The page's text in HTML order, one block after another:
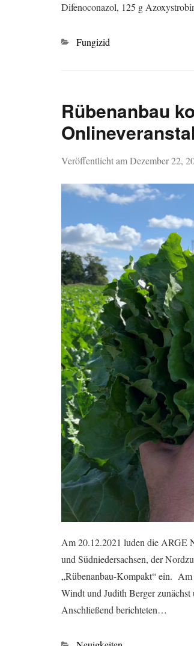
Difenoconazol, 125 g
Kategorien
Fungizid
Rübenanbau
Veröffentlicht amDezember 22,
Am 20.12.2021 luden die ARGE
und Südniedersachsen, der
„Rübenanbau-Kompakt“ ein.
Windt und Judith Berger
Anschließend berichteten…